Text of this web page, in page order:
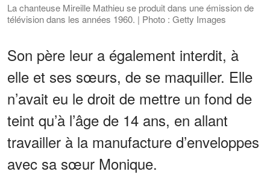
La chanteuse Mireille Mathieu se produit dans une émission de
télévision dans les années 1960. | Photo : Getty Images
Son père leur a également interdit, à
elle et ses sœurs, de se maquiller. Elle
n’avait eu le droit de mettre un fond de
teint qu’à l’âge de 14 ans, en allant
travailler à la manufacture d’enveloppes
avec sa sœur Monique.